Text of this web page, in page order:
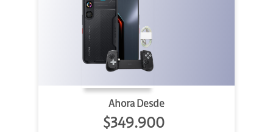
Ahora Desde
$349.900